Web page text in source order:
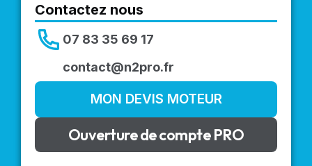
Contactez nous
07 83 35 69 17
contact@n2pro.fr
MON DEVIS MOTEUR
Ouverture de compte PRO